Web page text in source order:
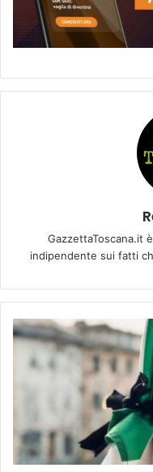
GazzettaToscana.it
indipendente sui fatti
E
M
.
G